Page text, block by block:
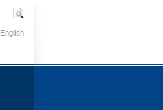
English